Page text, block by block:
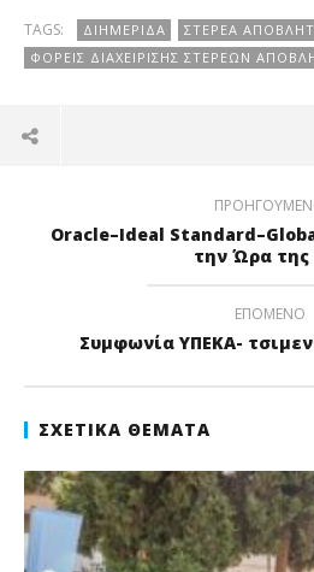
TAGS: ΔΙΗΜΕΡΊΔΑ ΣΤΕΡΕΆ
ΦΟΡΕΊΣ ΔΙΑΧΕΊΡΙΣΗΣ ΣΤΕΡΕΏΝ
Oracle–Ideal
την Ώρα της
ΕΠΌΜΕΝΟ
Συμφωνία ΥΠΕΚΑ-
ΣΧΕΤΙΚΆ ΘΈΜΑΤΑ